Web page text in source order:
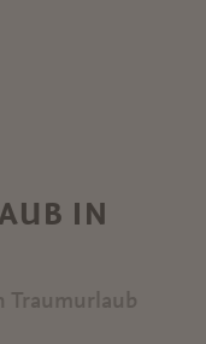
IN
Traumurlaub